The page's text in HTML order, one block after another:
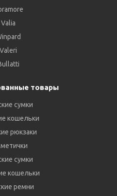
Valia
Valeri
товары
сумки
кошельки
рюкзаки
сумки
кошельки
ремни